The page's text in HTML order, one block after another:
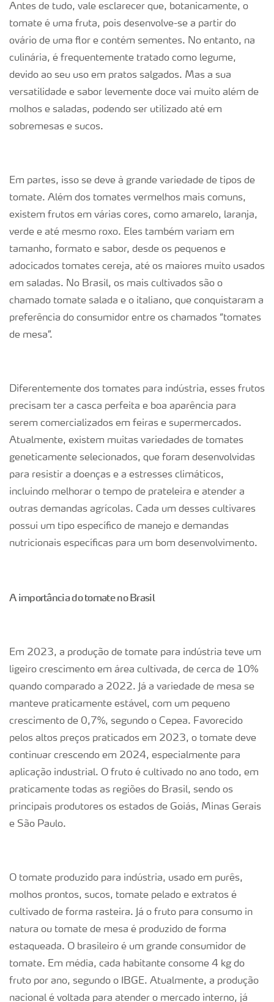
Antes de tudo, vale esclarecer que, botanicamente, o
tomate é uma fruta, pois desenvolve-se a partir do
ovário de uma flor e contém sementes. No entanto, na
culinária, é frequentemente tratado como legume,
devido ao seu uso em pratos salgados. Mas a sua
versatilidade e sabor levemente doce vai muito além de
molhos e saladas, podendo ser utilizado até em
sobremesas e sucos.
Em partes, isso se deve à grande variedade de tipos de
tomate. Além dos tomates vermelhos mais comuns,
existem frutos em várias cores, como amarelo, laranja,
verde e até mesmo roxo. Eles também variam em
tamanho, formato e sabor, desde os pequenos e
adocicados tomates cereja, até os maiores muito usados
em saladas. No Brasil, os mais cultivados são o
chamado tomate salada e o italiano, que conquistaram a
preferência do consumidor entre os chamados “tomates
de mesa”.
Diferentemente dos tomates para indústria, esses frutos
precisam ter a casca perfeita e boa aparência para
serem comercializados em feiras e supermercados.
Atualmente, existem muitas variedades de tomates
geneticamente selecionados, que foram desenvolvidas
para resistir a doenças e a estresses climáticos,
incluindo melhorar o tempo de prateleira e atender a
outras demandas agrícolas. Cada um desses cultivares
possui um tipo específico de manejo e demandas
nutricionais específicas para um bom desenvolvimento.
A importância do tomate no Brasil
Em 2023, a produção de tomate para indústria teve um
ligeiro crescimento em área cultivada, de cerca de 10%
quando comparado a 2022. Já a variedade de mesa se
manteve praticamente estável, com um pequeno
crescimento de 0,7%, segundo o Cepea. Favorecido
pelos altos preços praticados em 2023, o tomate deve
continuar crescendo em 2024, especialmente para
aplicação industrial. O fruto é cultivado no ano todo, em
praticamente todas as regiões do Brasil, sendo os
principais produtores os estados de Goiás, Minas Gerais
e São Paulo.
O tomate produzido para indústria, usado em purês,
molhos prontos, sucos, tomate pelado e extratos é
cultivado de forma rasteira. Já o fruto para consumo in
natura ou tomate de mesa é produzido de forma
estaqueada. O brasileiro é um grande consumidor de
tomate. Em média, cada habitante consome 4 kg do
fruto por ano, segundo o IBGE. Atualmente, a produção
nacional é voltada para atender o mercado interno, já